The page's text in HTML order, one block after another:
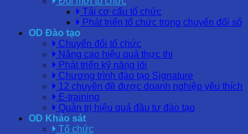
Tái cơ cấu tổ chức
Phát triển tổ chức trong chuyển đổi số
OD Đào tạo
Chuyển đổi tổ chức
Nâng cao hiệu quả thực thi
Phát triển kỹ năng lõi
Chương trình đào tạo Signature
12 chuyên đề được doanh nghiệp yêu thích
E-training
Quản trị hiệu quả đầu tư đào tạo
OD Khảo sát
Tổ chức